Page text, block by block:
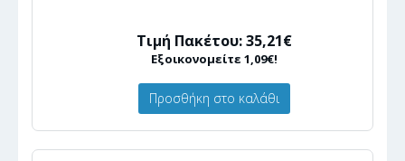
Τιμή Πακέτου: 35,21€
Εξοικονομείτε 1,09€!
Προσθήκη στο καλάθι